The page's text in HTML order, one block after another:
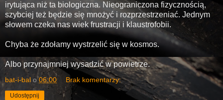
irytująca niż ta biologiczna. Nieograniczona fizycznością,
szybciej też będzie się mnożyć i rozprzestrzeniać. Jednym
słowem czeka nas wiek frustracji i klaustrofobii.
Chyba że zdołamy wystrzelić się w kosmos.
Albo przynajmniej wysadzić w powietrze.
bat-i-bal o06:00 Brak komentarzy:
Udostępnij